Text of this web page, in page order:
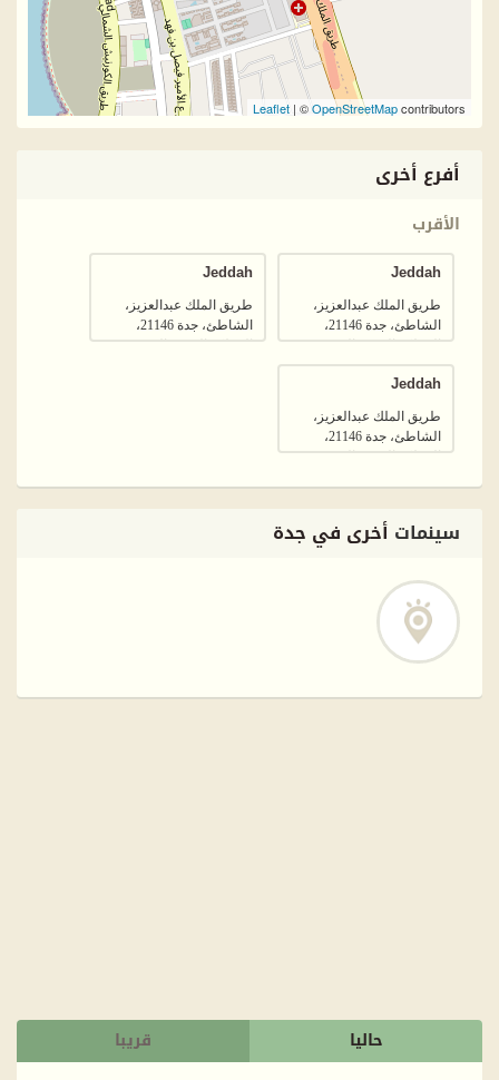
Leaflet | ©OpenStreetMapcontributors
أفرع أخرى
الأقرب
Jeddah
طريق الملك عبدالعزيز،
الشاطئ، جدة 21146،
المملكة العربية السعودية
Jeddah
طريق الملك عبدالعزيز،
الشاطئ، جدة 21146،
المملكة العربية السعودية
Jeddah
طريق الملك عبدالعزيز،
الشاطئ، جدة 21146،
المملكة العربية السعودية
سينمات أخرى في جدة
حاليا قريبا